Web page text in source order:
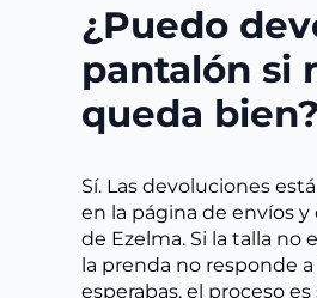
¿Puedo
pantalón si
queda bien?
Sí. Las devoluciones
en la página de envíos
de Ezelma. Si la talla no
la prenda no responde
esperabas, el proceso